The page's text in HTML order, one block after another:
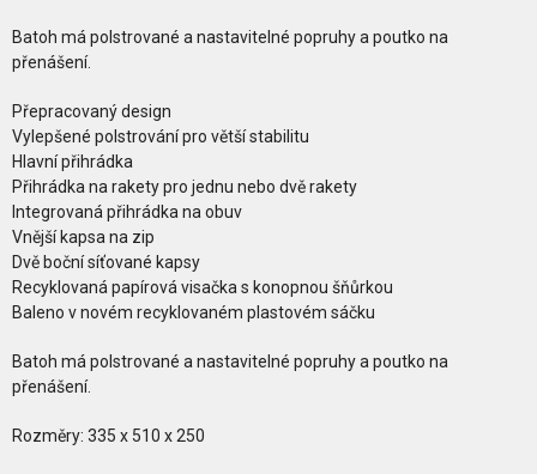
Batoh má polstrované a nastavitelné popruhy a poutko na
přenášení.
Přepracovaný design
Vylepšené polstrování pro větší stabilitu
Hlavní přihrádka
Přihrádka na rakety pro jednu nebo dvě rakety
Integrovaná přihrádka na obuv
Vnější kapsa na zip
Dvě boční síťované kapsy
Recyklovaná papírová visačka s konopnou šňůrkou
Baleno v novém recyklovaném plastovém sáčku
Batoh má polstrované a nastavitelné popruhy a poutko na
přenášení.
Rozměry: 335 x 510 x 250